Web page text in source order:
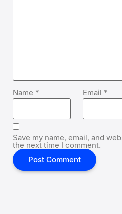
Name * Email *
Save my name, email, and
the next time I comment.